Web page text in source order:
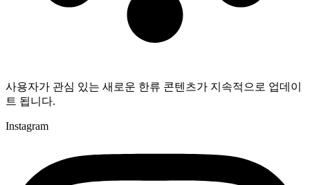
사용자가 관심 있는 새로운 한류 콘텐츠가 지속적으로 업데이
트 됩니다.
Instagram